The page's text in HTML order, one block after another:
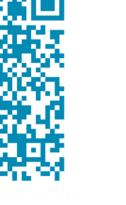
1
Яковлев –